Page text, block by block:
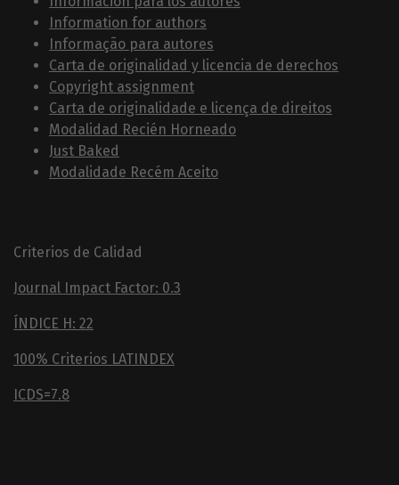
Information for authors
Informação para autores
Carta de originalidad y licencia de derechos
Copyright assignment
Carta de originalidade e licença de direitos
Modalidad Recién Horneado
Just Baked
Modalidade Recém Aceito
Criterios de Calidad
Journal Impact Factor: 0.3
ÍNDICE H: 22
100% Criterios LATINDEX
ICDS=7.8